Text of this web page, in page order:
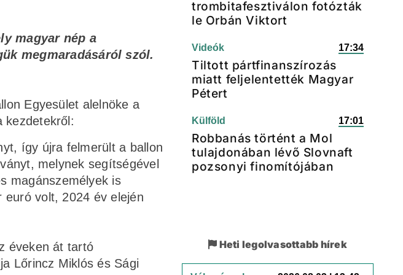
magyar nép a
megmaradásáról szól.
Egyesület alelnöke a
kezdetekről:
így újra felmerült a ballon
melynek segítségével
magánszemélyek is
euró volt, 2024 év elején
éveken át tartó
Lőrincz Miklós és Sági
trombitafesztiválon fotózták
le Orbán Viktort
Videók 17:34
Tiltott pártfinanszírozás
miatt feljelentették Magyar
Pétert
Külföld 17:01
Robbanás történt a Mol
tulajdonában lévő Slovnaft
pozsonyi finomítójában
Heti legolvasottabb hírek